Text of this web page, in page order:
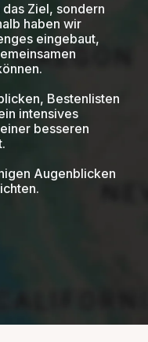
Ziel, sondern
haben wir
eingebaut,
Bestenlisten
intensives
besseren
Augenblicken